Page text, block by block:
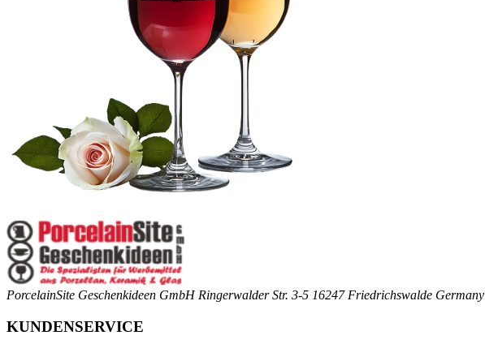
PorcelainSite Geschenkideen GmbH Ringerwalder Str. 3-5 16247 Friedrichswalde Germany
KUNDENSERVICE